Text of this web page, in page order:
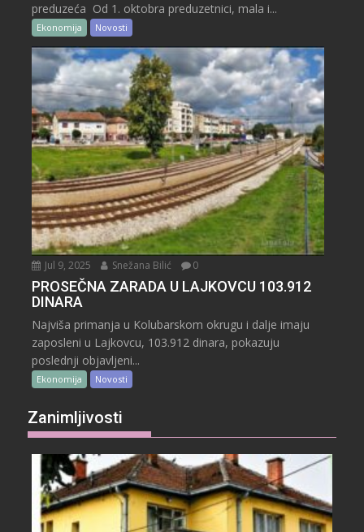
preduzeća Od 1. oktobra preduzetnici, mala i...
Ekonomija Novosti
Jul 9, 2025 Snežana Bilić 0
PROSEČNA ZARADA U LAJKOVCU 103.912
DINARA
Najviša primanja u Kolubarskom okrugu i dalje imaju
zaposleni u Lajkovcu, 103.912 dinara, pokazuju
poslednji objavljeni...
Ekonomija Novosti
Zanimljivosti